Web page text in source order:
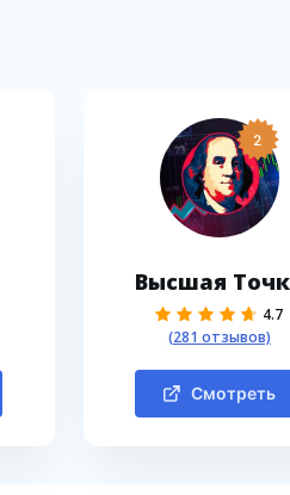
2
Высшая
4.7
(281 отзывов)
Смотреть